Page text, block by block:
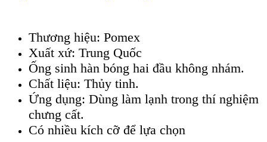
Thương hiệu: Pomex
Xuất xứ: Trung Quốc
Ống sinh hàn bóng hai đầu không nhám.
Chất liệu: Thủy tinh.
Ứng dụng: Dùng làm lạnh trong thí nghiệm
chưng cất.
Có nhiều kích cỡ để lựa chọn